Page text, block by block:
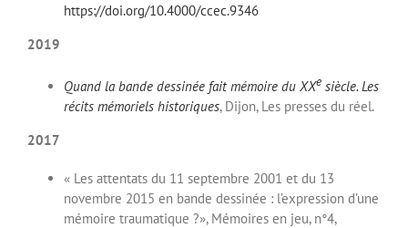
https://doi.org/10.4000/ccec.9346
2019
Quand la bande dessinée fait mémoire du XXe siècle. Les
récits mémoriels historiques, Dijon, Les presses du réel.
2017
« Les attentats du 11 septembre 2001 et du 13
novembre 2015 en bande dessinée : l’expression d’une
mémoire traumatique ?», Mémoires en jeu, n°4,